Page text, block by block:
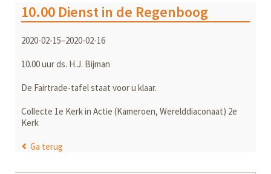
10.00 Dienst in de Regenboog
2020-02-15–2020-02-16
10.00 uur ds. H.J. Bijman
De Fairtrade-tafel staat voor u klaar.
Collecte 1e Kerk in Actie (Kameroen, Werelddiaconaat) 2e
Kerk
Ga terug